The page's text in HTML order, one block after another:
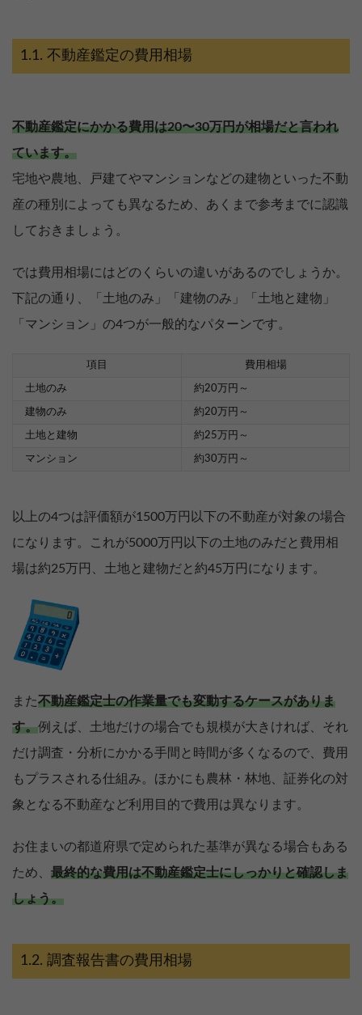
不動産鑑定の費用相場
不動産鑑定にかかる費用は20〜30万円が相場だと言われ
ています。
宅地や農地、戸建てやマンションなどの建物といった不動
産の種別によっても異なるため、あくまで参考までに認識
しておきましょう。
では費用相場にはどのくらいの違いがあるのでしょうか。
下記の通り、「土地のみ」「建物のみ」「土地と建物」
「マンション」の4つが一般的なパターンです。
項目 費用相場
土地のみ 約20万円～
建物のみ 約20万円～
土地と建物 約25万円～
マンション 約30万円～
以上の4つは評価額が1500万円以下の不動産が対象の場合
になります。これが5000万円以下の土地のみだと費用相
場は約25万円、土地と建物だと約45万円になります。
また不動産鑑定士の作業量でも変動するケースがありま
す。例えば、土地だけの場合でも規模が大きければ、それ
だけ調査・分析にかかる手間と時間が多くなるので、費用
もプラスされる仕組み。ほかにも農林・林地、証券化の対
象となる不動産など利用目的で費用は異なります。
お住まいの都道府県で定められた基準が異なる場合もある
ため、 最終的な費用は不動産鑑定士にしっかりと確認しま
しょう。
調査報告書の費用相場